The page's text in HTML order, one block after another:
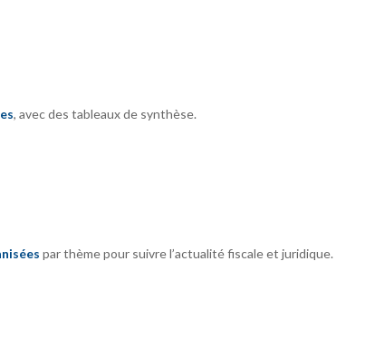
, avec des tableaux de synthèse.
par thème pour suivre l’actualité fiscale et juridique.